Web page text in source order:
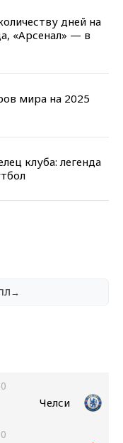
дней на
«Арсенал» — в
мира на 2025
клуба: легенда
Челси